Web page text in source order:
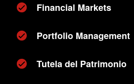
Financial Markets
Portfolio Management
Tutela del Patrimonio